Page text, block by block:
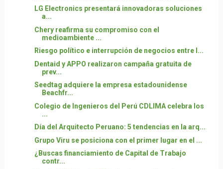
LG Electronics presentará innovadoras soluciones
a...
Chery reafirma su compromiso con el
medioambiente ...
Riesgo político e interrupción de negocios entre l...
Dentaid y APPO realizaron campaña gratuita de
prev...
Seedtag adquiere la empresa estadounidense
Beachfr...
Colegio de Ingenieros del Perú CDLIMA celebra los
...
Día del Arquitecto Peruano: 5 tendencias en la arq...
Grupo Viru se posiciona con el primer lugar en el ...
¿Buscas financiamiento de Capital de Trabajo
contr...